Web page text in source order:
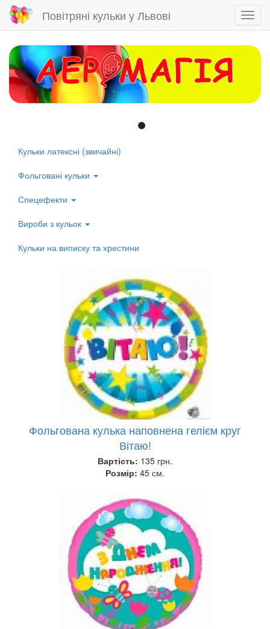
Skip
main
content
Повітряні кульки у Львові
Left
menu
Кульки латексні (звичайні)
Фольговані кульки
Спецефекти
Вироби з кульок
Кульки на виписку та хрестини
Фольгована кулька наповнена гелієм круг
Вітаю!
Вартість: 135 грн.
Розмір: 45 см.